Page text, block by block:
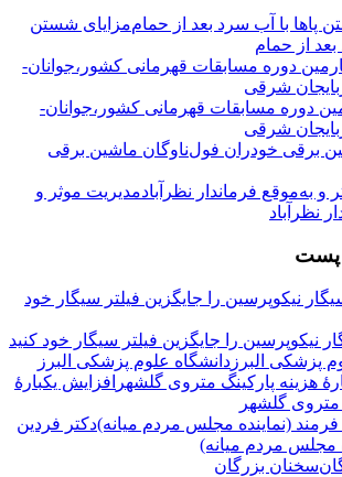
مزایای شستن
بعد از حمام
دوره مسابقات قهرمانی کشور،جوانان-
شرقی
ناوگان ماشین برقی
مدیریت موثر و
نظرآباد
پست
نیکوپرسین را جایگزین فیلتر سیگار خود کنید
دانشگاه علوم پزشکی البرز
افزایش یکبارۀ
متروی گلشهر
دكتر فردين
مجلس مردم میانه)
سخنان بزرگان